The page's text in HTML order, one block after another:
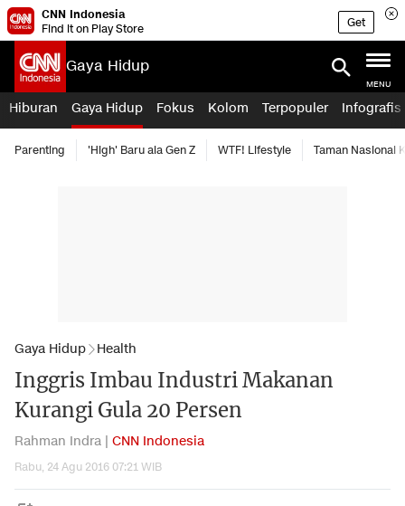
CNN Indonesia
Find it on Play Store
Get
Gaya Hidup
MENU
Hiburan Gaya Hidup Fokus Kolom Terpopuler Infografis
Parenting 'High' Baru ala Gen Z WTF! Lifestyle Taman Nasional
Gaya Hidup Health
Inggris Imbau Industri Makanan
Kurangi Gula 20 Persen
Rahman Indra | CNN Indonesia
Rabu, 24 Agu 2016 07:21 WIB